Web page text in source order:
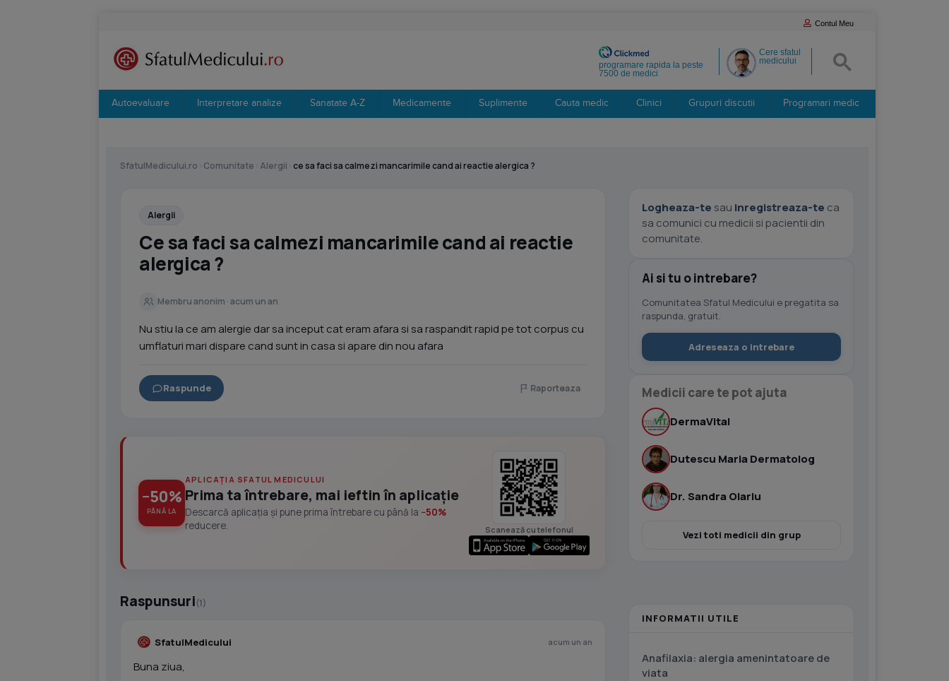
Contul Meu
Cere sfatul
medicului
programare rapida la peste
7500 de medici
Autoevaluare Interpretare analize Sanatate A-Z Medicamente Suplimente Cauta medic Clinici Grupuri discutii Programari medic
SfatulMedicului.ro Comunitate Alergii ce sa faci sa calmezi mancarimile cand ai reactie alergica ?
Alergii
Ce sa faci sa calmezi mancarimile cand ai reactie
alergica ?
Membru anonim · acum un an
Nu stiu la ce am alergie dar sa inceput cat eram afara si sa raspandit rapid pe tot corpus cu
umflaturi mari dispare cand sunt in casa si apare din nou afara
Raspunde Raporteaza
−50%
PÂNĂ LA
APLICAȚIA SFATUL MEDICULUI
Prima ta întrebare, mai ieftin în aplicație
Descarcă aplicația și pune prima întrebare cu până la −50%
reducere.
Scanează cu telefonul
Raspunsuri(1)
SfatulMedicului acum un an
Buna ziua,
Logheaza-te sau inregistreaza-te ca
sa comunici cu medicii si pacientii din
comunitate.
Ai si tu o intrebare?
Comunitatea Sfatul Medicului e pregatita sa
raspunda, gratuit.
Adreseaza o intrebare
Medicii care te pot ajuta
DermaVital
Dutescu Maria Dermatolog
Dr. Sandra Olariu
Vezi toti medicii din grup
INFORMATII UTILE
Anafilaxia: alergia amenintatoare de
viata